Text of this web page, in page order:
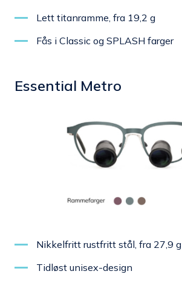
Lett titanramme, fra 19,2 g
Fås i Classic og SPLASH farger
Essential Metro
Nikkelfritt rustfritt stål, fra 27,9 g
Tidløst unisex-design